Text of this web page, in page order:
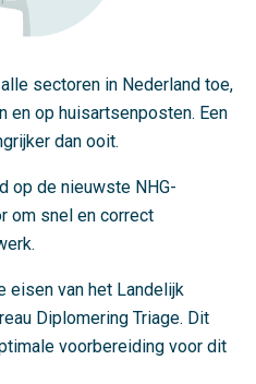
sectoren in Nederland toe,
en op huisartsenposten. Een
dan ooit.
op de nieuwste NHG-
om snel en correct
eisen van het Landelijk
Diplomering Triage. Dit
voorbereiding voor dit